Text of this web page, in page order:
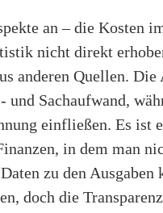
an – die Kosten
nicht direkt
anderen Quellen. Die
und Sachaufwand,
einfließen. Es ist
in dem man
zu den Ausgaben
doch die